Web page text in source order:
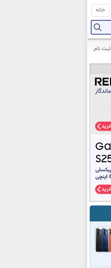
خانه
ثبت نام